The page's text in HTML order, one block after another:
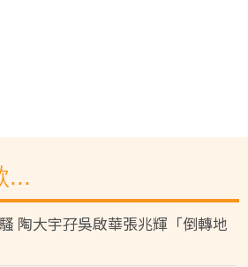
...
陶大宇孖吳啟華張兆輝「倒轉地